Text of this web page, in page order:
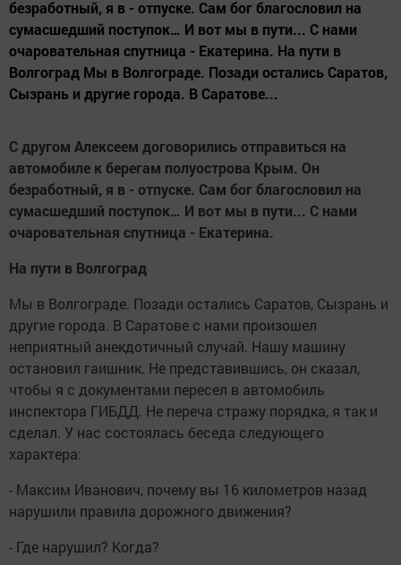
безработный, я в - отпуске. Сам бог благословил на
сумасшедший поступок… И вот мы в пути... С нами
очаровательная спутница - Екатерина. На пути в
Волгоград Мы в Волгограде. Позади остались Саратов,
Сызрань и другие города. В Саратове...
С другом Алексеем договорились отправиться на
автомобиле к берегам полуострова Крым. Он
безработный, я в - отпуске. Сам бог благословил на
сумасшедший поступок… И вот мы в пути... С нами
очаровательная спутница - Екатерина.
На пути в Волгоград
Мы в Волгограде. Позади остались Саратов, Сызрань и
другие города. В Саратове с нами произошел
неприятный анекдотичный случай. Нашу машину
остановил гаишник. Не представившись, он сказал,
чтобы я с документами пересел в автомобиль
инспектора ГИБДД. Не переча стражу порядка, я так и
сделал. У нас состоялась беседа следующего
характера:
- Максим Иванович, почему вы 16 километров назад
нарушили правила дорожного движения?
- Где нарушил? Когда?